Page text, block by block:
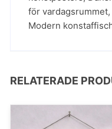
för vardagsrummet,
Modern
RELATERADE